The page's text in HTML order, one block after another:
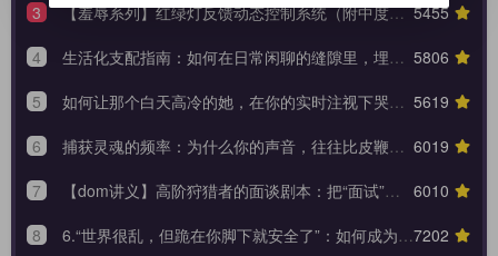
5455
3
【羞辱系列】红绿灯反馈动态控制系统（附中度羞辱的3大安全底线）
5806
4
生活化支配指南：如何在日常闲聊的缝隙里，埋下让她瞬间腿软的言语钩子？
5619
5
如何让那个白天高冷的她，在你的实时注视下哭着承认内心的荒芜？
6019
6
捕获灵魂的频率：为什么你的声音，往往比皮鞭更能让她战栗？
6010
7
【dom讲义】高阶狩猎者的面谈剧本：把“面试”变成一场让对方沉沦的心理外科手术。
7202
8
6.“世界很乱，但跪在你脚下就安全了”：如何成为 Brat 生命中唯一的锚点与终极归宿？【Brat心奴系列-第六期】